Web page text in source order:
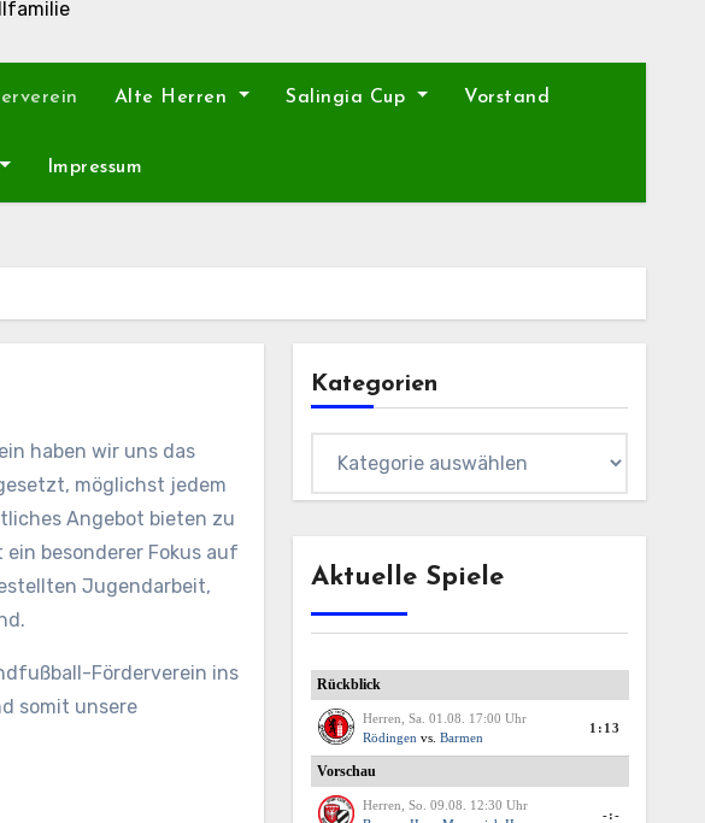
Alte Herren Salingia Cup Vorstand
Impressum
haben wir uns das
möglichst jedem
Angebot bieten zu
ein besonderer Fokus auf
Jugendarbeit,
Förderverein ins
somit unsere
Kategorien
Aktuelle Spiele